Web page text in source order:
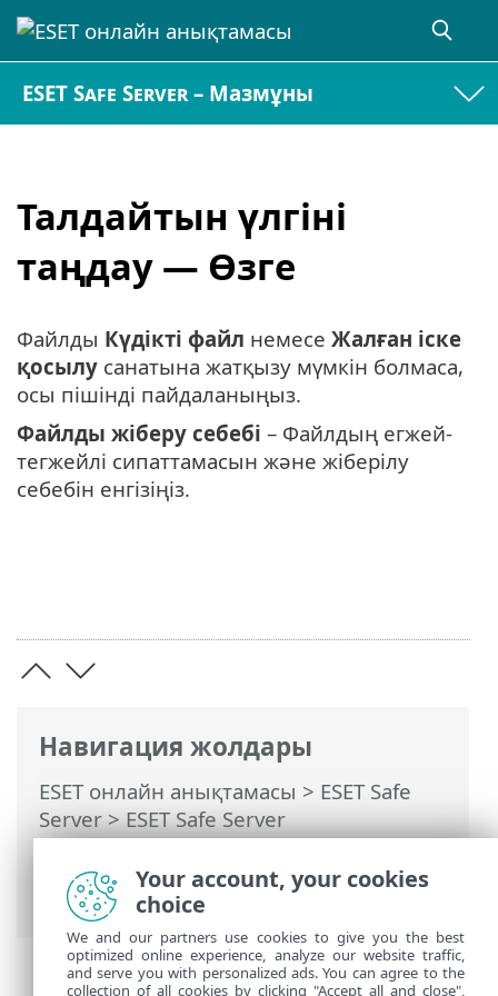
ESET Safe Server – Мазмұны
Талдайтын үлгіні
таңдау — Өзге
Навигация жолдары
ESET онлайн анықтамасы > ESET Safe
Server>ESET Safe Server
бағдарламасымен жұмыс істеу>
Құралдар >Талдайтын үлгіні таңдау>
Талдайтын үлгіні таңдау — Өзге
Файлды Күдікті файл немесе Жалған іске
қосылу санатына жатқызу мүмкін болмаса,
осы пішінді пайдаланыңыз.
Файлды жіберу себебі – Файлдың егжей-
тегжейлі сипаттамасын және жіберілу
себебін енгізіңіз.
Your account, your cookies
choice
We and our partners use cookies to give you the best
optimized online experience, analyze our website traffic,
and serve you with personalized ads. You can agree to the
collection of all cookies by clicking "Accept all and close",